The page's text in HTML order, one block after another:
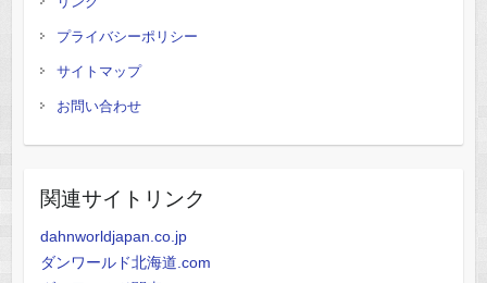
プライバシーポリシー
サイトマップ
お問い合わせ
関連サイトリンク
dahnworldjapan.co.jp
ダンワールド北海道.com